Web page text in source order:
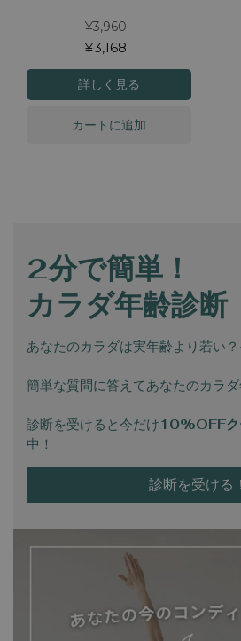
¥3,168
¥3,960
詳しく見る
カートに追加
2分で簡単！
カラダ年齢診断
あなたのカラダは実年齢より若い
簡単な質問に答えてあなたのカラダ
診断を受けると今だけ10%OFFク
中！
診断を受ける！